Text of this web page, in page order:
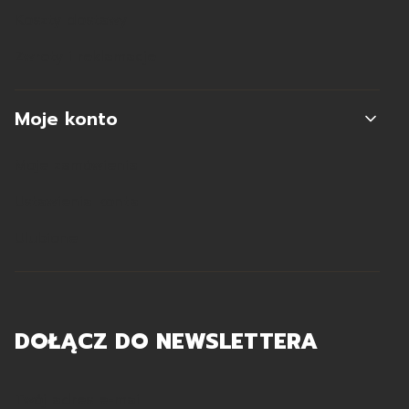
Moje konto
DOŁĄCZ DO NEWSLETTERA